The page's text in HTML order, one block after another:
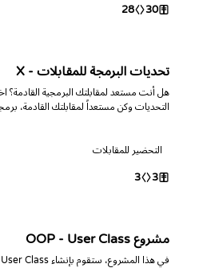
30
28
تحديات البرمجة للمقابلات - X
هل أنت مستعد لمقابلتك البرمجية القادمة؟
التحديات وكن مستعداً لمقابلتك القادمة،
التحضير للمقابلات
3
3
مشروع OOP - User Class